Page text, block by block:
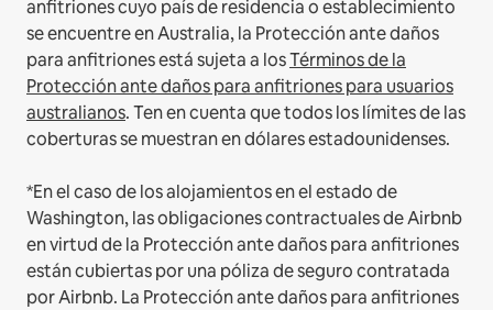
anfitriones cuyo país de residencia o establecimiento
se encuentre en Australia, la Protección ante daños
para anfitriones está sujeta a losTérminos de la
Protección ante daños para anfitriones para usuarios
australianos. Ten en cuenta que todos los límites de las
coberturas se muestran en dólares estadounidenses.
*En el caso de los alojamientos en el estado de
Washington, las obligaciones contractuales de Airbnb
en virtud de la Protección ante daños para anfitriones
están cubiertas por una póliza de seguro contratada
por Airbnb. La Protección ante daños para anfitriones